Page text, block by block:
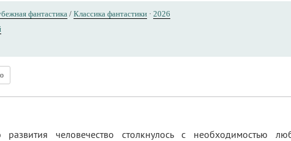
фантастика / Классика фантастики · 2026
человечество столкнулось с необходимостью